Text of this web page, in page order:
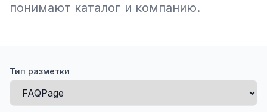
понимают каталог и компанию.
Тип разметки